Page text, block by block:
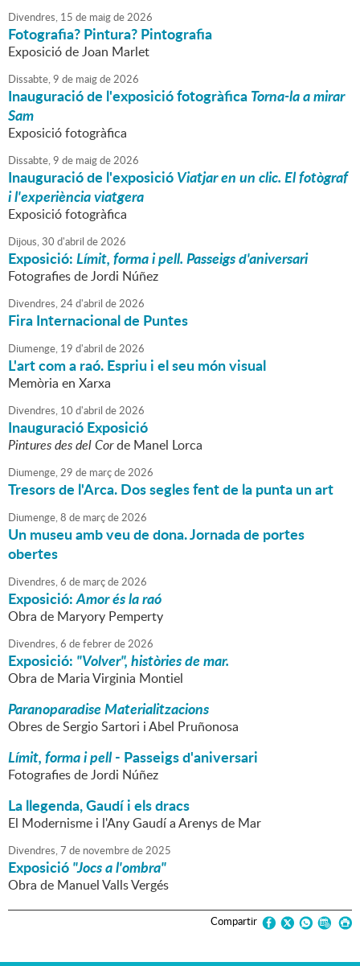
Divendres, 15 de maigde2026
Fotografia? Pintura? Pintografia
Exposició de Joan Marlet
Dissabte,9 de maigde2026
Inauguració de l'exposició fotogràficaTorna-la a mirar
Sam
Exposició fotogràfica
Dissabte,9 de maigde2026
Inauguració de l'exposicióViatjar en un clic. El fotògraf
i l'experiència viatgera
Exposició fotogràfica
Dijous,30 d'abril de2026
Exposició:Límit, forma i pell. Passeigs d'aniversari
Fotografies de Jordi Núñez
Divendres,24d'abril de2026
Fira Internacional de Puntes
Diumenge, 19 d'abril de2026
L'art com a raó. Espriu i el seu món visual
Memòria en Xarxa
Divendres, 10 d'abril de2026
Inauguració Exposició
Pintures des del Corde Manel Lorca
Diumenge,29 de marçde2026
Tresors de l'Arca. Dos segles fent de la punta un art
Diumenge,8 de marçde2026
Un museu amb veu de dona. Jornada de portes
obertes
Divendres,6 de marçde2026
Exposició:Amor és la raó
Obra de Maryory Pemperty
Divendres,6 defebrerde2026
Exposició: "Volver", històries de mar.
Obra de Maria Virginia Montiel
Paranoparadise Materialitzacions
Obres de Sergio Sartori i Abel Pruñonosa
Límit, forma i pell- Passeigs d'aniversari
Fotografies de Jordi Núñez
La llegenda, Gaudí i els dracs
El Modernisme i l'Any Gaudí a Arenys de Mar
Divendres,7 de novembrede2025
Exposició"Jocs a l'ombra"
Obra de Manuel Valls Vergés
Compartir